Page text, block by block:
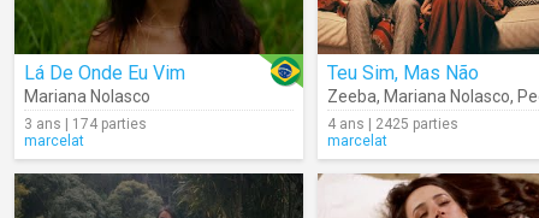
Lá De Onde Eu Vim
Mariana Nolasco
3 ans | 174 parties
marcelat
Teu Sim, Mas Não
Zeeba, Mariana Nolasco,
4 ans | 2425 parties
marcelat